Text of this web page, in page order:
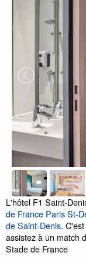
L'hôtel F1 Saint-
de France Paris St-
de Saint-Denis.
assistez à un match
Stade de France